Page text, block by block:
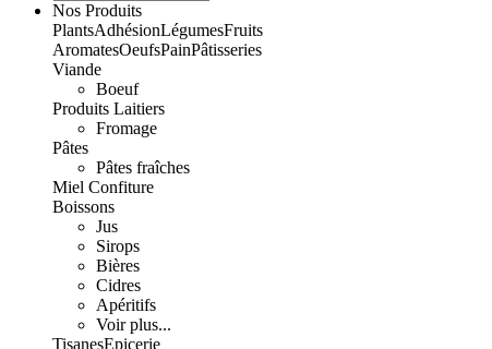
Nos Produits
PlantsAdhésionLégumesFruits
AromatesOeufsPainPâtisseries
Viande
Boeuf
Produits Laitiers
Fromage
Pâtes
Pâtes fraîches
Miel Confiture
Boissons
Jus
Sirops
Bières
Cidres
Apéritifs
Voir plus...
TisanesEpicerie